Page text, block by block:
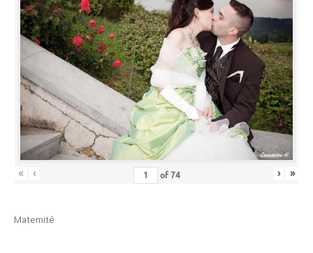
« ‹ of74 › »
Maternité